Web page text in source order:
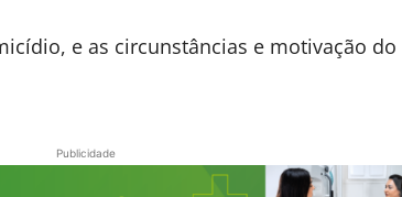
e as circunstâncias e motivação
Publicidade